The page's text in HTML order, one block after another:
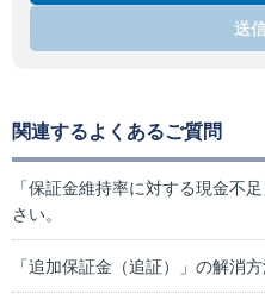
送
関連するよくあるご質問
「保証金維持率に対する現金不
さい。
「追加保証金（追証）」の解消